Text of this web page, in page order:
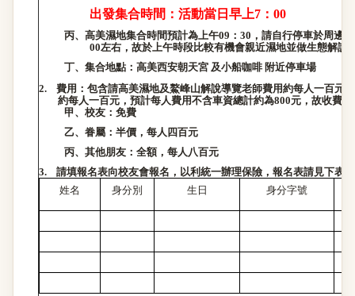
出發集合時間：活動當日早上7： 00
丙、 高美濕地集合時間預計為上午09 ： 30 ，請自行停車於周邊
00左右，故於上午時段比較有機會親近濕地並做生態解說
丁、 集合地點：高美西安朝天宮 及小船咖啡 附近停車場
2.
費用：包含請高美濕地及鰲峰山解說導覽老師費用約每人一百元
約每人一百元，預計每人費用不含車資總計約為800元，故收費
甲、校友：免費
乙、眷屬：半價，每人四百元
丙、其他朋友：全額，每人八百元
3.
請填報名表向校友會報名，以利統一辦理保險，報名表請見下表。
姓名
身分別 生日 身分字號